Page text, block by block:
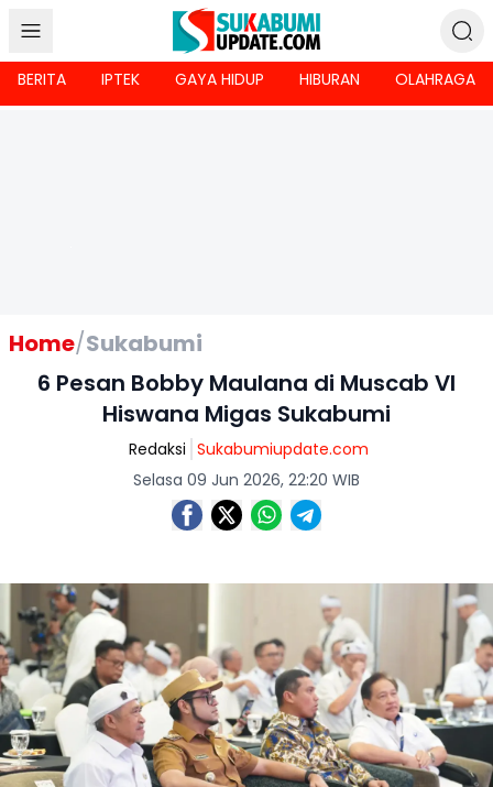
BERITA IPTEK GAYA HIDUP HIBURAN OLAHRAGA
Home/Sukabumi
6 Pesan Bobby Maulana di Muscab VI
Hiswana Migas Sukabumi
Redaksi Sukabumiupdate.com
Selasa 09 Jun 2026, 22:20 WIB